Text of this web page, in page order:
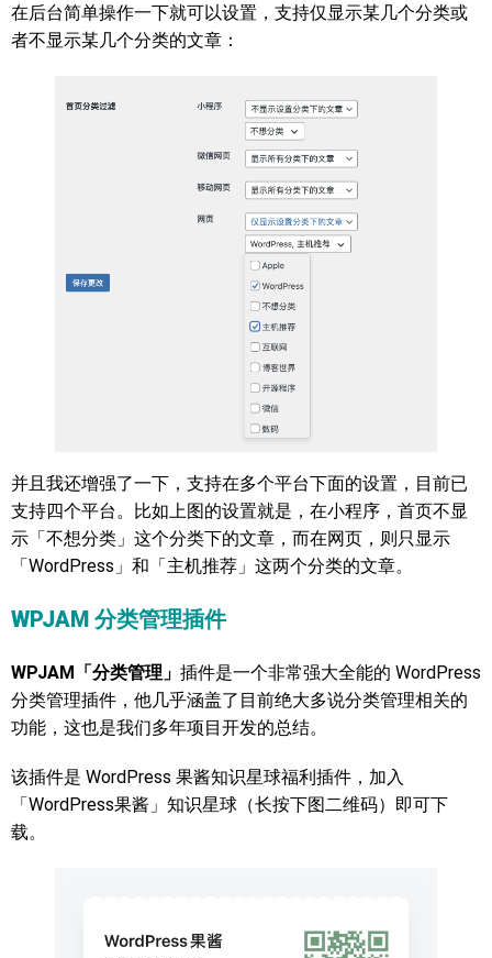
在后台简单操作一下就可以设置，支持仅显示某几个分类或
者不显示某几个分类的文章：
并且我还增强了一下，支持在多个平台下面的设置，目前已
支持四个平台。比如上图的设置就是，在小程序，首页不显
示「不想分类」这个分类下的文章，而在网页，则只显示
「WordPress」和「主机推荐」这两个分类的文章。
WPJAM 分类管理插件
WPJAM「分类管理」 插件是一个非常强大全能的 WordPress
分类管理插件，他几乎涵盖了目前绝大多说分类管理相关的
功能，这也是我们多年项目开发的总结。
该插件是 WordPress 果酱知识星球福利插件，加入
「WordPress果酱」知识星球（长按下图二维码）即可下
载。